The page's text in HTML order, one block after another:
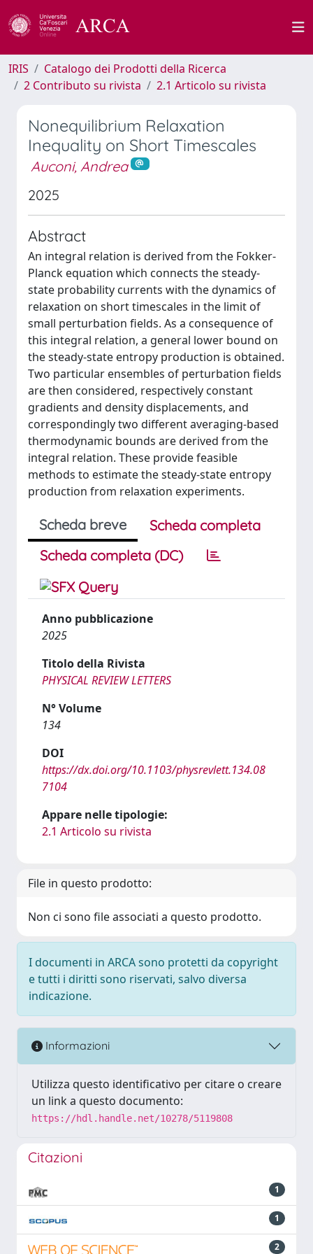
IRIS
Catalogo dei Prodotti della Ricerca
2 Contributo su rivista
2.1 Articolo su rivista
Nonequilibrium Relaxation
Inequality on Short Timescales
Auconi, Andrea
2025
Abstract
An integral relation is derived from the Fokker-
Planck equation which connects the steady-
state probability currents with the dynamics of
relaxation on short timescales in the limit of
small perturbation fields. As a consequence of
this integral relation, a general lower bound on
the steady-state entropy production is obtained.
Two particular ensembles of perturbation fields
are then considered, respectively constant
gradients and density displacements, and
correspondingly two different averaging-based
thermodynamic bounds are derived from the
integral relation. These provide feasible
methods to estimate the steady-state entropy
production from relaxation experiments.
Scheda breve
Scheda completa
Scheda completa (DC)
Anno pubblicazione
2025
Titolo della Rivista
PHYSICAL REVIEW LETTERS
N° Volume
134
DOI
https://dx.doi.org/10.1103/physrevlett.134.08
7104
Appare nelle tipologie:
2.1 Articolo su rivista
File in questo prodotto:
Non ci sono file associati a questo prodotto.
I documenti in ARCA sono protetti da copyright
e tutti i diritti sono riservati, salvo diversa
indicazione.
Informazioni
Utilizza questo identificativo per citare o creare
un link a questo documento:
https://hdl.handle.net/10278/5119808
Citazioni
1
1
2